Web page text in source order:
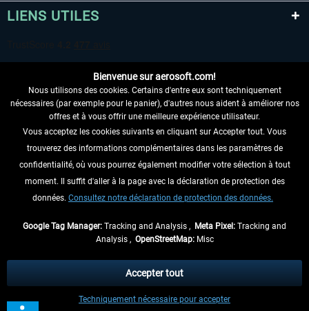
LIENS UTILES
RENONCER AU CONTRAT ICI
INFORMATIONS
NE MANQUEZ PAS LES DERNIÈRES
échéant, frais de remboursement, si aucune description contraire.
** S'applique aux envois vers l'Allemagne. Pour les autres pays, veuillez
consulter lesinformations d'expédition.
Bienvenue sur aerosoft.com!
Nous utilisons des cookies. Certains d'entre eux sont techniquement
nécessaires (par exemple pour le panier), d'autres nous aident à améliorer nos
offres et à vous offrir une meilleure expérience utilisateur.
Vous acceptez les cookies suivants en cliquant sur Accepter tout. Vous
trouverez des informations complémentaires dans les paramètres de
confidentialité, où vous pourrez également modifier votre sélection à tout
moment. Il suffit d'aller à la page avec la déclaration de protection des
données. Consultez notre déclaration de protection des données.
Google Tag Manager: Tracking and Analysis , Meta Pixel: Tracking and
Analysis , OpenStreetMap:Misc
Techniquement nécessaire pour accepter
Accepter tout